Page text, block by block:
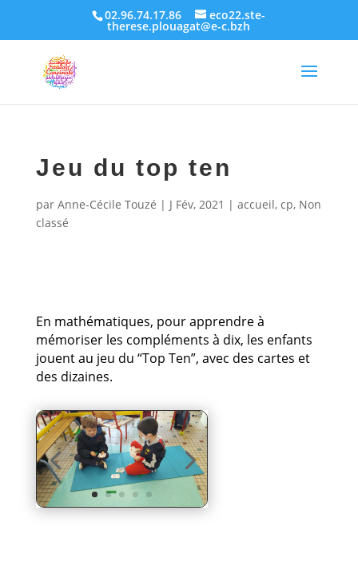
02.96.74.17.86 eco22.ste-
therese.plouagat@e-c.bzh
Jeu du top ten
par Anne-Cécile Touzé | J Fév, 2021 | accueil, cp, Non
classé
En mathématiques, pour apprendre à
mémoriser les compléments à dix, les enfants
jouent au jeu du “Top Ten”, avec des cartes et
des dizaines.